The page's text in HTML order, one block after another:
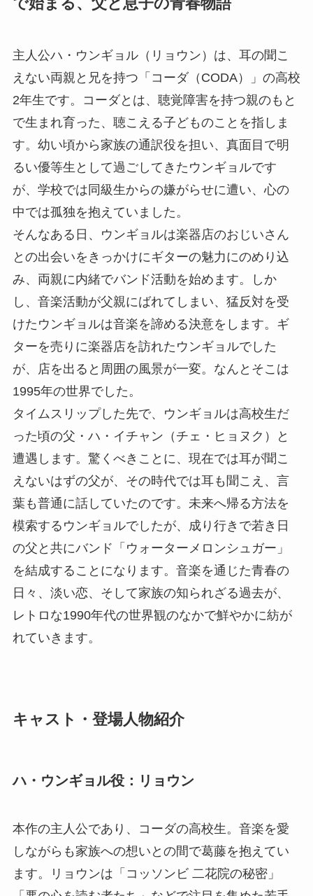
主人公ハ・ウンギョル（リョウン）は、耳の聞こ
えない両親と兄を持つ「コーダ（CODA）」の高校
2年生です。コーダとは、聴覚障害を持つ親のもと
で生まれ育った、聴こえる子どものことを指しま
す。幼い頃から家族の通訳役を担い、真面目で明
るい優等生として過ごしてきたウンギョルです
が、学校では同級生からの嫌がらせに遭い、心の
中では孤独を抱えていました。
そんなある日、ウンギョルは楽器店のおじいさん
との出会いをきっかけにギターの魅力にのめり込
み、両親に内緒でバンド活動を始めます。しか
し、音楽活動が父親にばれてしまい、猛反対を受
けたウンギョルは音楽を諦める決意をします。ギ
ターを売りに楽器店を訪れたウンギョルでした
が、店を出ると周囲の風景が一変。なんとそこは
1995年の世界でした。
タイムスリップした先で、ウンギョルは高校生だ
った頃の父・ハ・イチャン（チェ・ヒョヌク）と
遭遇します。驚くべきことに、現在では耳が聞こ
えないはずの父が、その時代では耳も聞こえ、言
葉も普通に話していたのです。未来へ帰る方法を
模索するウンギョルでしたが、成り行きで若き日
の父と共にバンド「ウォーターメロンシュガー」
を結成することになります。音楽を通じた青春の
日々、淡い恋、そして家族の知られざる過去が、
レトロな1990年代の世界観のなかで鮮やかに紡が
れていきます。
キャスト・登場人物紹介
ハ・ウンギョル役：リョウン
本作の主人公であり、コーダの高校生。音楽を愛
しながらも家族への想いとの間で葛藤を抱えてい
ます。リョウンは「コッソンビ 二花院の秘密」